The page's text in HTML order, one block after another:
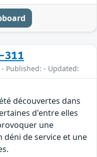
311
- Published: - Updated:
découvertes dans
d'entre elles
une
de service et une